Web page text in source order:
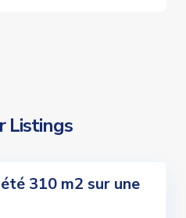
Listings
310 m2 sur une